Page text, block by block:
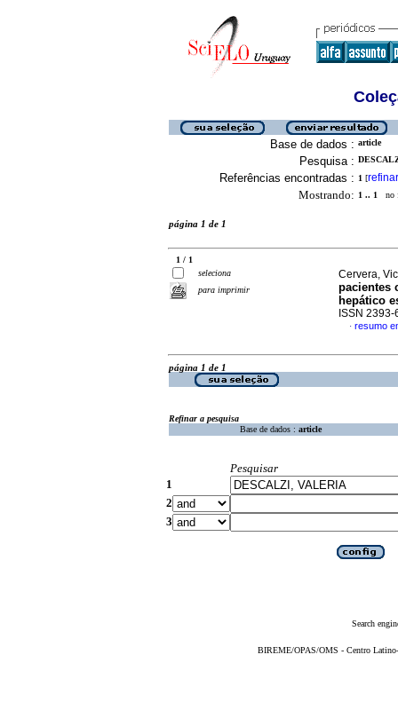
Base de dados : article
Pesquisa :
Referências encontradas : 1 [refinar
Mostrando: 1 .. 1 no
página 1 de 1
1 / 1
seleciona
para imprimir
Cervera,
pacientes
hepático
ISSN 2393-
· resumo
página 1 de 1
Refinar a pesquisa
Base de dados : article
Pesquisar
1
2
3
Search
BIREME/OPAS/OMS - Centro Latino-